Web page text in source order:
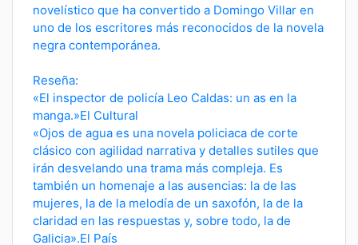
novelístico que ha convertido a Domingo Villar en
uno de los escritores más reconocidos de la novela
negra contemporánea.
Reseña:
«El inspector de policía Leo Caldas: un as en la
manga.»El Cultural
«Ojos de agua es una novela policiaca de corte
clásico con agilidad narrativa y detalles sutiles que
irán desvelando una trama más compleja. Es
también un homenaje a las ausencias: la de las
mujeres, la de la melodía de un saxofón, la de la
claridad en las respuestas y, sobre todo, la de
Galicia».El País